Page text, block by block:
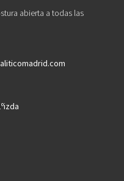
abierta a todas las